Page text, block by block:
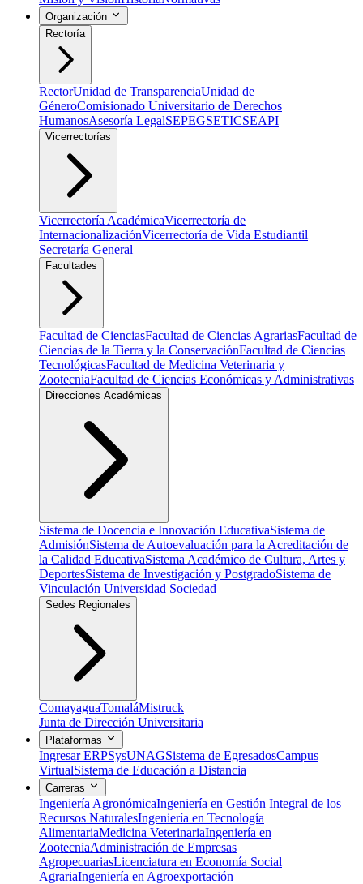
Organización
Rectoría
RectorUnidad de TransparenciaUnidad de
GéneroComisionado Universitario de Derechos
HumanosAsesoría LegalSEPEGSETICSEAPI
Vicerrectorías
Vicerrectoría AcadémicaVicerrectoría de
InternacionalizaciónVicerrectoría de Vida Estudiantil
Secretaría General
Facultades
Facultad de CienciasFacultad de Ciencias AgrariasFacultad de
Ciencias de la Tierra y la ConservaciónFacultad de Ciencias
TecnológicasFacultad de Medicina Veterinaria y
ZootecniaFacultad de Ciencias Económicas y Administrativas
Direcciones Académicas
Sistema de Docencia e Innovación EducativaSistema de
AdmisiónSistema de Autoevaluación para la Acreditación de
la Calidad EducativaSistema Académico de Cultura, Artes y
DeportesSistema de Investigación y PostgradoSistema de
Vinculación Universidad Sociedad
Sedes Regionales
ComayaguaTomaláMistruck
Junta de Dirección Universitaria
Plataformas
Ingresar ERPSysUNAGSistema de EgresadosCampus
VirtualSistema de Educación a Distancia
Carreras
Ingeniería AgronómicaIngeniería en Gestión Integral de los
Recursos NaturalesIngeniería en Tecnología
AlimentariaMedicina VeterinariaIngeniería en
ZootecniaAdministración de Empresas
AgropecuariasLicenciatura en Economía Social
AgrariaIngeniería en Agroexportación